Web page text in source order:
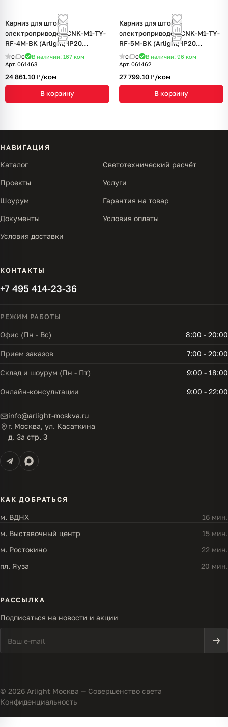
Карниз для штор с
электроприводом CNK-M1-TY-
RF-4M-BK (Arlight, IP20
Металл, 5 лет)
0 0 В наличии: 167 ком
Арт. 061463
24 861.10 ₽/ком
В корзину
Карниз для штор с
электроприводом CNK-M1-TY-
RF-5M-BK (Arlight, IP20
Металл, 5 лет)
0 0 В наличии: 96 ком
Арт. 061462
27 799.10 ₽/ком
В корзину
НАВИГАЦИЯ
Каталог Светотехнический расчёт
Проекты Услуги
Шоурум Гарантия на товар
Документы Условия оплаты
Условия доставки
КОНТАКТЫ
+7 495 414-23-36
РЕЖИМ РАБОТЫ
Офис (Пн - Вс) 8:00 - 20:00
Прием заказов 7:00 - 20:00
Склад и шоурум (Пн - Пт) 9:00 - 18:00
Онлайн-консультации 9:00 - 22:00
info@arlight-moskva.ru
г. Москва, ул. Касаткина
д. 3а стр. 3
КАК ДОБРАТЬСЯ
м. ВДНХ
16 мин.
м. Выставочный центр
15 мин.
м. Ростокино
22 мин.
пл. Яуза
20 мин.
РАССЫЛКА
Подписаться на новости и акции
© 2026 Arlight Москва — Совершенство света
Конфиденциальность